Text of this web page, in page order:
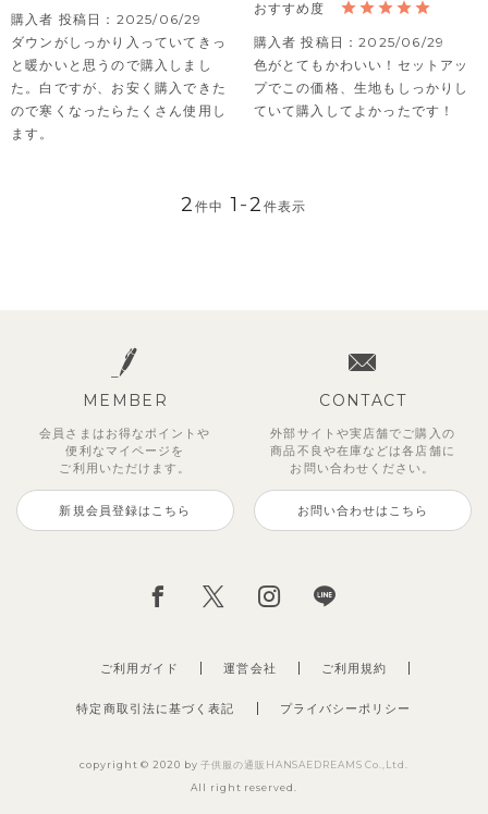
購入者 投稿日
2025/06/29
ダウンがしっかり入っていてきっ
と暖かいと思うので購入しまし
た。白ですが、お安く購入できた
ので寒くなったらたくさん使用し
ます。
購入者 投稿日
2025/06/29
色がとてもかわいい！セットアッ
プでこの価格、生地もしっかりし
ていて購入してよかったです！
2件中 1 -2 件表示
MEMBER
会員さまはお得なポイントや
便利な マイページを
ご利用いただけます。
新規会員登録はこちら
CONTACT
外部サイトや実店舗でご購入の
商品不良や在庫などは各店舗に
お問い合わせください。
お問い合わせはこちら
ご利用ガイド 運営会社
特定商取引法に基づく表記 プライバシーポリシー
ご利用規約
copyright © 2020 by子供服の通販HANSAEDREAMS Co.,Ltd.
All right reserved.